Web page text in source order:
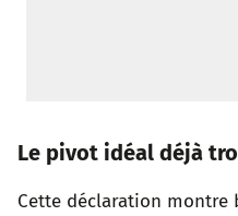
Le pivot idéal déjà
Cette déclaration montre